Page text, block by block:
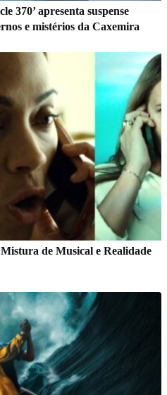
370’ apresenta suspense
e mistérios da Caxemira
de Musical e Realidade